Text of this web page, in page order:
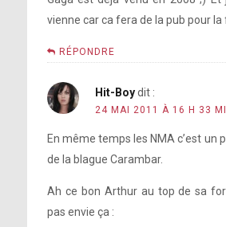
vienne car ca fera de la pub pour la
RÉPONDRE
Hit-Boy dit :
24 MAI 2011 À 16 H 33
En même temps les NMA c’est un
de la blague Carambar.
Ah ce bon Arthur au top de sa
pas envie ça :